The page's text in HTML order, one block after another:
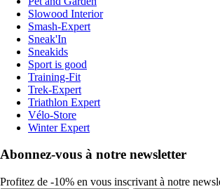
Slowood Interior
Smash-Expert
Sneak'In
Sneakids
Sport is good
Training-Fit
Trek-Expert
Triathlon Expert
Vélo-Store
Winter Expert
Abonnez-vous à notre newsletter
Profitez de -10% en vous inscrivant à notre